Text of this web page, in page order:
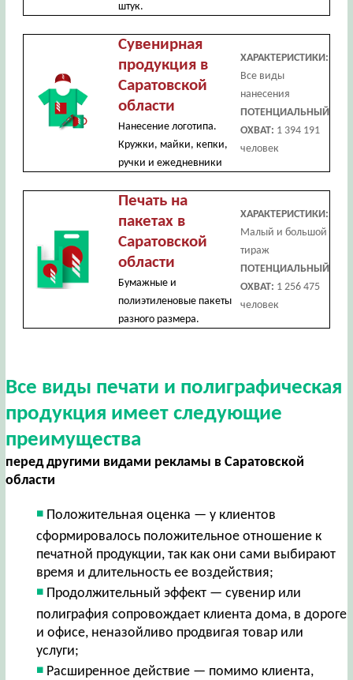
штук.
Сувенирная
продукция в
Саратовской
области
Нанесение логотипа.
Кружки, майки, кепки,
ручки и ежедневники
ХАРАКТЕРИСТИКИ:
Все виды
нанесения
ПОТЕНЦИАЛЬНЫЙ
ОХВАТ: 1 394 191
человек
Печать на
пакетах в
Саратовской
области
Бумажные и
полиэтиленовые пакеты
разного размера.
ХАРАКТЕРИСТИКИ:
Малый и большой
тираж
ПОТЕНЦИАЛЬНЫЙ
ОХВАТ: 1 256 475
человек
Все виды печати и полиграфическая
продукция имеет следующие
преимущества
перед другими видами рекламы в Саратовской
области
Положительная оценка — у клиентов
сформировалось положительное отношение к
печатной продукции, так как они сами выбирают
время и длительность ее воздействия;
Продолжительный эффект — сувенир или
полиграфия сопровождает клиента дома, в дороге
и офисе, неназойливо продвигая товар или
услуги;
Расширенное действие — помимо клиента,